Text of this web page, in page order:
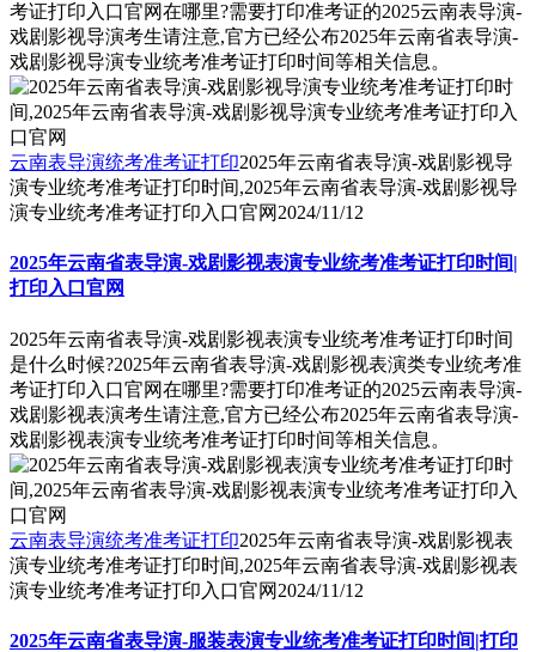
考证打印入口官网在哪里?需要打印准考证的2025云南表导演-
戏剧影视导演考生请注意,官方已经公布2025年云南省表导演-
戏剧影视导演专业统考准考证打印时间等相关信息。
云南表导演统考准考证打印2025年云南省表导演-戏剧影视导
演专业统考准考证打印时间,2025年云南省表导演-戏剧影视导
演专业统考准考证打印入口官网 2024/11/12
2025年云南省表导演-戏剧影视表演专业统考准考证打印时间|
打印入口官网
2025年云南省表导演-戏剧影视表演专业统考准考证打印时间
是什么时候?2025年云南省表导演-戏剧影视表演类专业统考准
考证打印入口官网在哪里?需要打印准考证的2025云南表导演-
戏剧影视表演考生请注意,官方已经公布2025年云南省表导演-
戏剧影视表演专业统考准考证打印时间等相关信息。
云南表导演统考准考证打印2025年云南省表导演-戏剧影视表
演专业统考准考证打印时间,2025年云南省表导演-戏剧影视表
演专业统考准考证打印入口官网 2024/11/12
2025年云南省表导演-服装表演专业统考准考证打印时间|打印